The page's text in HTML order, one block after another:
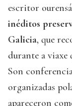
escritor
inéditos
Galicia, que
durante a viaxe
Son
organizadas
apareceron